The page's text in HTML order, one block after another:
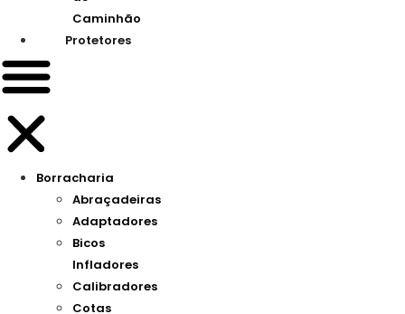
Caminhão
Protetores
Borracharia
Abraçadeiras
Adaptadores
Bicos
Infladores
Calibradores
Cotas